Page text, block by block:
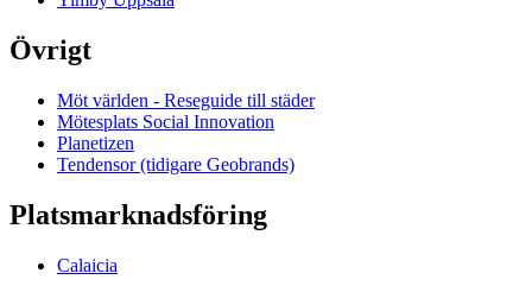
Övrigt
Möt världen - Reseguide till städer
Mötesplats Social Innovation
Planetizen
Tendensor (tidigare Geobrands)
Platsmarknadsföring
Calaicia